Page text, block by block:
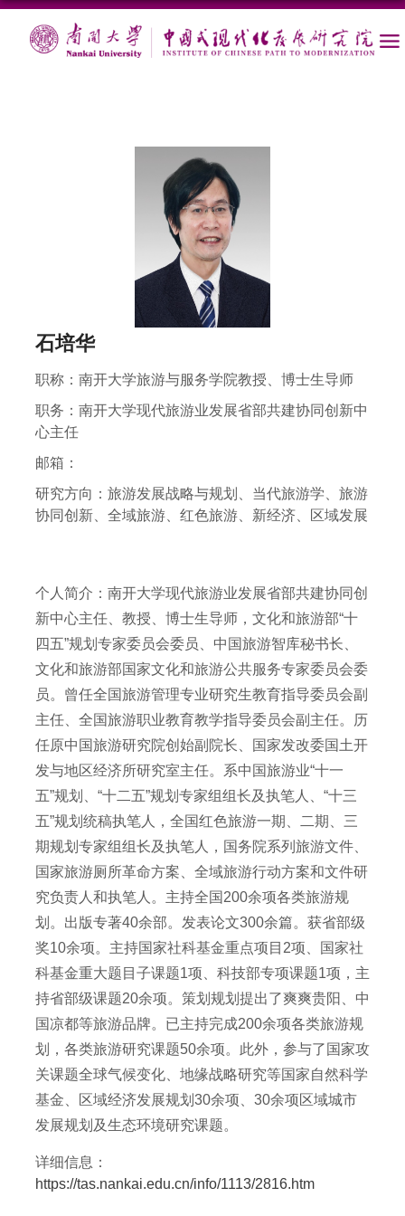
石培华
职称： 南开大学旅游与服务学院教授、博士生导师
职务： 南开大学现代旅游业发展省部共建协同创新中
心主任
邮箱：
研究方向： 旅游发展战略与规划、当代旅游学、旅游
协同创新、全域旅游、红色旅游、新经济、区域发展
个人简介：南开大学现代旅游业发展省部共建协同创
新中心主任、教授、博士生导师，文化和旅游部“十
四五”规划专家委员会委员、中国旅游智库秘书长、
文化和旅游部国家文化和旅游公共服务专家委员会委
员。曾任全国旅游管理专业研究生教育指导委员会副
主任、全国旅游职业教育教学指导委员会副主任。历
任原中国旅游研究院创始副院长、国家发改委国土开
发与地区经济所研究室主任。系中国旅游业“十一
五”规划、“十二五”规划专家组组长及执笔人、“十三
五”规划统稿执笔人，全国红色旅游一期、二期、三
期规划专家组组长及执笔人，国务院系列旅游文件、
国家旅游厕所革命方案、全域旅游行动方案和文件研
究负责人和执笔人。主持全国200余项各类旅游规
划。出版专著40余部。发表论文300余篇。获省部级
奖10余项。主持国家社科基金重点项目2项、国家社
科基金重大题目子课题1项、科技部专项课题1项，主
持省部级课题20余项。策划规划提出了爽爽贵阳、中
国凉都等旅游品牌。已主持完成200余项各类旅游规
划，各类旅游研究课题50余项。此外，参与了国家攻
关课题全球气候变化、地缘战略研究等国家自然科学
基金、区域经济发展规划30余项、30余项区域城市
发展规划及生态环境研究课题。
详细信息：
https://tas.nankai.edu.cn/info/1113/2816.htm